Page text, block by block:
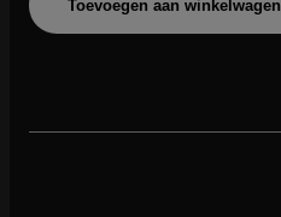
Toevoegen aan winkelwagen